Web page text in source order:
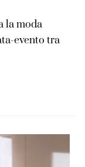
la moda
evento tra